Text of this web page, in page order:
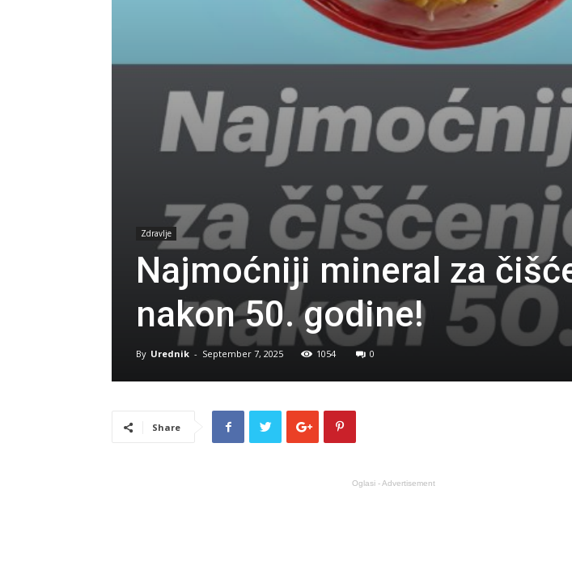
Zdravlje
Najmoćniji mineral za
nakon 50. godine!
By Urednik - September 7, 2025 1054 0
Share
Oglasi - Advertisement